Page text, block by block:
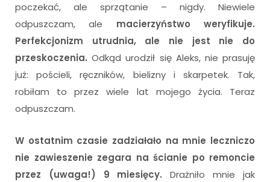
poczekać, ale sprzątanie – nigdy. Niewiele
odpuszczam, ale macierzyństwo weryfikuje.
Perfekcjonizm utrudnia, ale nie jest nie do
przeskoczenia. Odkąd urodził się Aleks, nie prasuję
już: pościeli, ręczników, bielizny i skarpetek. Tak,
robiłam to przez wiele lat mojego życia. Teraz
odpuszczam.
W ostatnim czasie zadziałało na mnie leczniczo
nie zawieszenie zegara na ścianie po remoncie
przez (uwaga!) 9 miesięcy. Drażniło mnie jak